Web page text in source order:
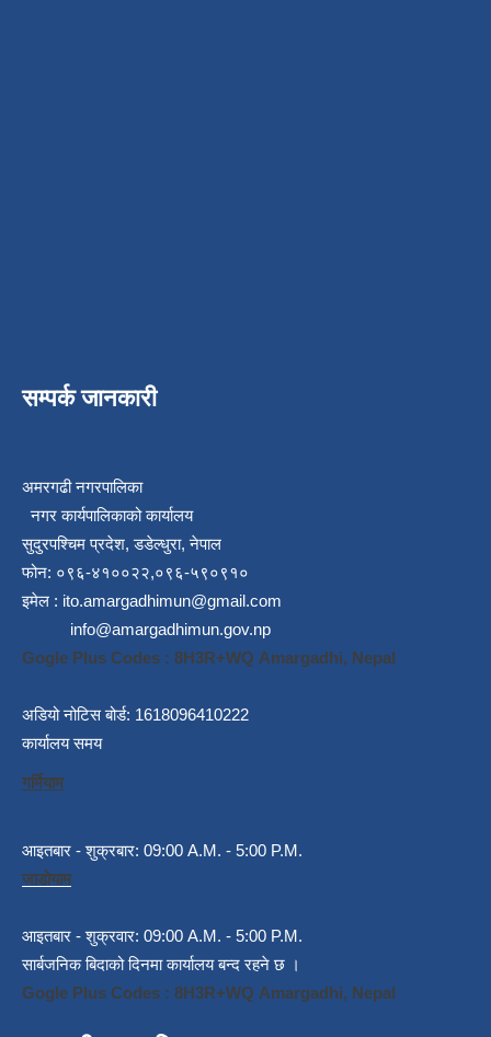
सम्पर्क जानकारी
अमरगढी नगरपालिका
नगर कार्यपालिकाको कार्यालय
सुदुरपश्चिम प्रदेश, डडेल्धुरा, नेपाल
फोन: ०९६-४१००२२,०९६-५९०९१०
इमेल : ito.amargadhimun@gmail.com
info@amargadhimun.gov.np
Gogle Plus Codes : 8H3R+WQ Amargadhi, Nepal
अडियो नोटिस बोर्ड: 1618096410222
कार्यालय समय
गर्मियाम
आइतबार - शुक्रबार: 09:00 A.M. - 5:00 P.M.
जाडोयाम
आइतबार - शुक्रवार: 09:00 A.M. - 5:00 P.M.
सार्बजनिक बिदाको दिनमा कार्यालय बन्द रहने छ ।
Gogle Plus Codes : 8H3R+WQ Amargadhi, Nepal